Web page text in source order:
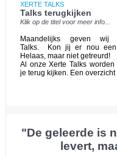
XERTE TALKS
Talks terugkijken
Klik op de titel voor meer info...
Maandelijks geven wij
Talks. Kon jij er nou
Helaas, maar niet getreurd!
Al onze Xerte Talks
je terug kijken. Een overzicht
"De geleerde is
levert,